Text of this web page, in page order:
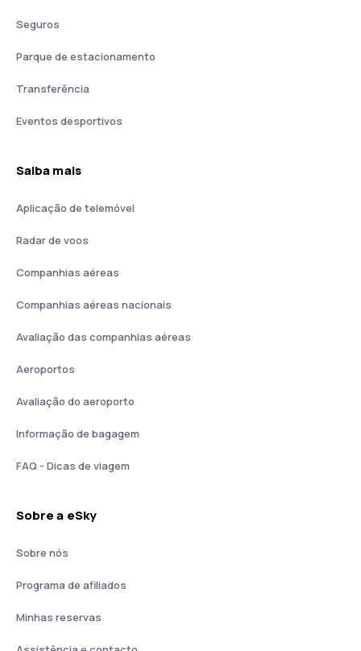
Seguros
Parque de estacionamento
Transferência
Eventos desportivos
Saiba mais
Aplicação de telemóvel
Radar de voos
Companhias aéreas
Companhias aéreas nacionais
Avaliação das companhias aéreas
Aeroportos
Avaliação do aeroporto
Informação de bagagem
FAQ - Dicas de viagem
Sobre a eSky
Sobre nós
Programa de afiliados
Minhas reservas